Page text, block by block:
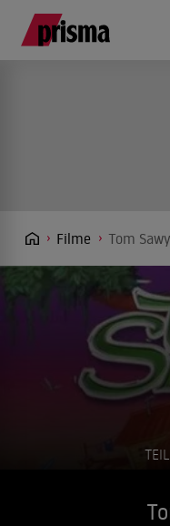
Filme Tom